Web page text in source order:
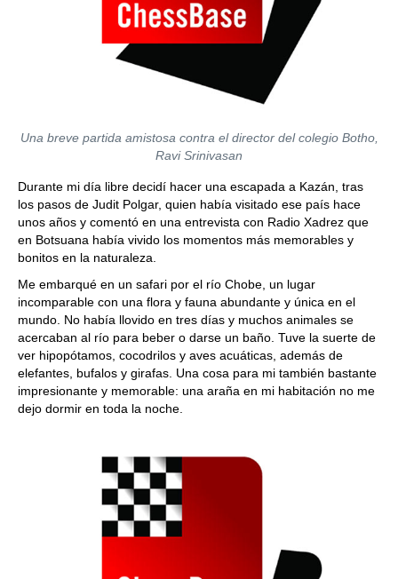
Una breve partida amistosa contra el director del colegio Botho,
Ravi Srinivasan
Durante mi día libre decidí hacer una escapada a Kazán, tras
los pasos de Judit Polgar, quien había visitado ese país hace
unos años y comentó en una entrevista con Radio Xadrez que
en Botsuana había vivido los momentos más memorables y
bonitos en la naturaleza.
Me embarqué en un safari por el río Chobe, un lugar
incomparable con una flora y fauna abundante y única en el
mundo. No había llovido en tres días y muchos animales se
acercaban al río para beber o darse un baño. Tuve la suerte de
ver hipopótamos, cocodrilos y aves acuáticas, además de
elefantes, bufalos y girafas. Una cosa para mi también bastante
impresionante y memorable: una araña en mi habitación no me
dejo dormir en toda la noche.